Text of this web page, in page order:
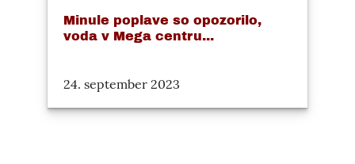
Minule poplave so opozorilo,
voda v Mega centru...
24. september 2023